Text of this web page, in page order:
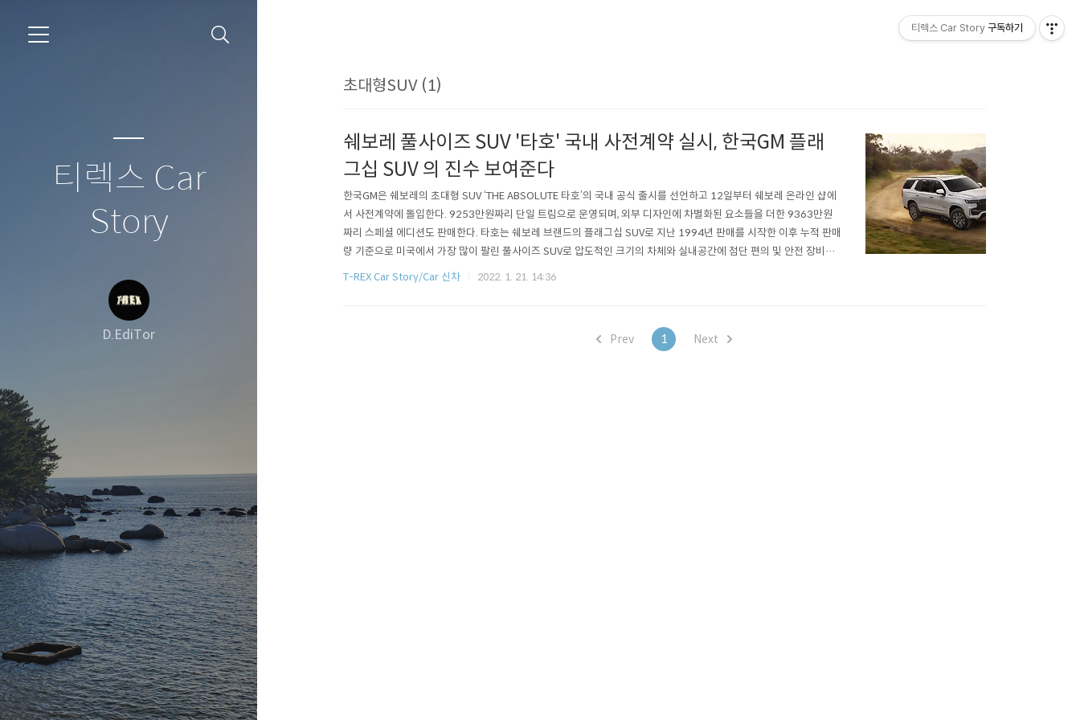
티렉스 Car
Story
D.EdiTor
초대형SUV (1)
쉐보레 풀사이즈 SUV '타호' 국내 사전계약 실시, 한국GM 플래
그십 SUV 의 진수 보여준다
한국GM은 쉐보레의 초대형 SUV ‘THE ABSOLUTE 타호’의 국내 공식 출시를 선언하고 12일부터 쉐보레 온라인 샵에
서 사전계약에 돌입한다. 9253만원짜리 단일 트림으로 운영되며, 외부 디자인에 차별화된 요소들을 더한 9363만원
짜리 스페셜 에디션도 판매한다. 타호는 쉐보레 브랜드의 플래그십 SUV로 지난 1994년 판매를 시작한 이후 누적 판매
량 기준으로 미국에서 가장 많이 팔린 풀사이즈 SUV로 압도적인 크기의 차체와 실내공간에 첨단 편의 및 안전 장비를
탑재했다. 초대형 SUV임에도 불구하고 역동적인 디자인이 특징이다. 국내에 출시되는 타호는 최고 등급의 하이컨트리
T-REX Car Story/Car 신차 2022. 1. 21. 14:36
Prev 1 Next
티렉스 Car Story 구독하기